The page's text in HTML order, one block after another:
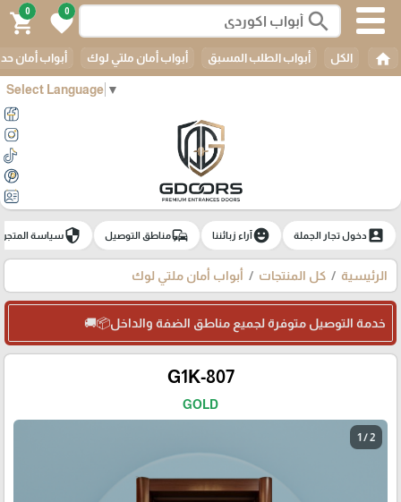
Select Language ▼
search
0
favorite
0
shopping_cart
home الكل أبواب الطلب المسبق أبواب أمان ملتي لوك أبواب أمان
account_boxدخول تجار الجملة emoji_emotionsآراء زبائننا commuteمناطق التوصيل securityسياسة المتجر
الرئيسية كل المنتجات أبواب أمان ملتي لوك
خدمة التوصيل متوفرة لجميع مناطق الضفة والداخل📦🚚
G1K-807
GOLD
1 / 2